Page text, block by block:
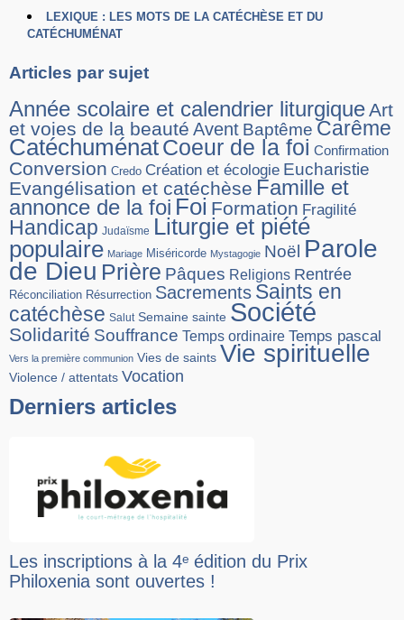
LEXIQUE : LES MOTS DE LA CATÉCHÈSE ET DU
CATÉCHUMÉNAT
Articles par sujet
Année scolaire et calendrier liturgiqueArt
et voies de la beauté Avent Baptême Carême
CatéchuménatCoeur de la foi Confirmation
Conversion Credo Création et écologie Eucharistie
Evangélisation et catéchèse Famille et
annonce de la foi Foi Formation Fragilité
Handicap Judaïsme Liturgie et piété
populaire Mariage Miséricorde Mystagogie Noël Parole
de Dieu Prière Pâques Religions Rentrée
Réconciliation Résurrection Sacrements Saints en
catéchèse Salut Semaine sainte Société
Solidarité Souffrance Temps ordinaire Temps pascal
Vers la première communion Vies de saints Vie spirituelle
Violence / attentats Vocation
Derniers articles
Les inscriptions à la 4ᵉ édition du Prix
Philoxenia sont ouvertes !